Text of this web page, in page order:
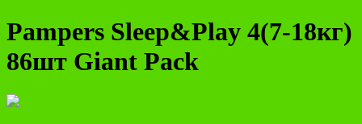
Pampers Sleep&Play 4(7-18кг)
86шт Giant Pack